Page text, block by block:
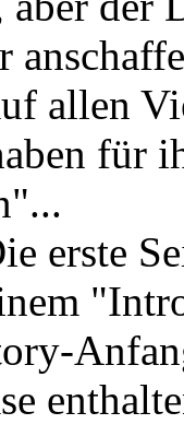
allen
für
erste